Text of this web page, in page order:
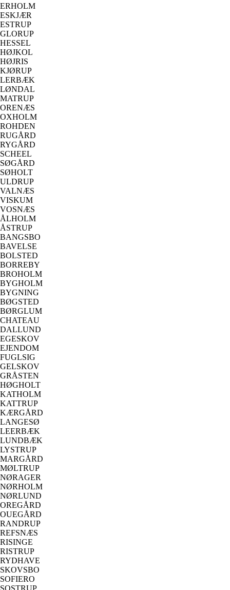
ERHOLM
ESKJÆR
ESTRUP
GLORUP
HESSEL
HØJKOL
HØJRIS
KJØRUP
LERBÆK
LØNDAL
MATRUP
ORENÆS
OXHOLM
ROHDEN
RUGÅRD
RYGÅRD
SCHEEL
SØGÅRD
SØHOLT
ULDRUP
VALNÆS
VISKUM
VOSNÆS
ÅLHOLM
ÅSTRUP
BANGSBO
BAVELSE
BOLSTED
BORREBY
BROHOLM
BYGHOLM
BYGNING
BØGSTED
BØRGLUM
CHATEAU
DALLUND
EGESKOV
EJENDOM
FUGLSIG
GELSKOV
GRÅSTEN
HØGHOLT
KATHOLM
KATTRUP
KÆRGÅRD
LANGESØ
LEERBÆK
LUNDBÆK
LYSTRUP
MARGÅRD
MØLTRUP
NØRAGER
NØRHOLM
NØRLUND
OREGÅRD
OUEGÅRD
RANDRUP
REFSNÆS
RISINGE
RISTRUP
RYDHAVE
SKOVSBO
SOFIERO
SOSTRUP